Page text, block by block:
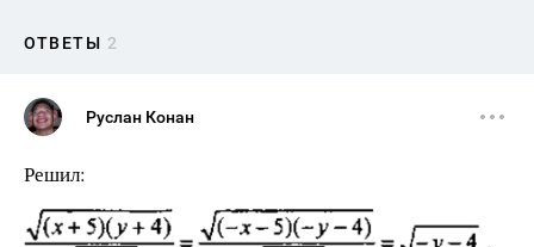
ОТВЕТЫ 2
Руслан Конан
Решил: